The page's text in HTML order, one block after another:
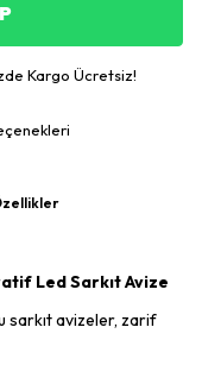
Kargo Ücretsiz!
Led Sarkıt Avize
sarkıt avizeler, zarif